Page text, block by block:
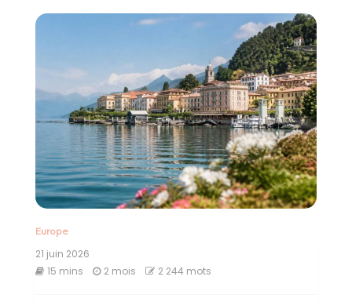
Europe
21 juin 2026
15 mins
2 mois 2 244 mots